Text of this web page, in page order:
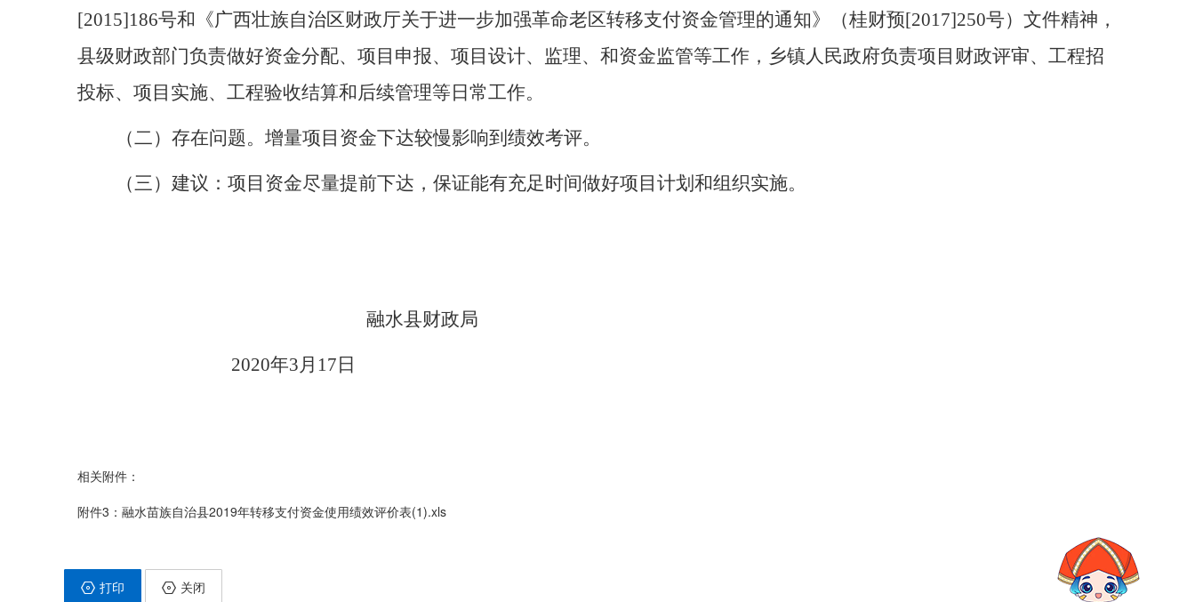
[2015]186号和 《广西壮族自治区财政厅关于进一步加强革命老区转移支付资金管理的通知》（桂财预[2017]250号）文件精神 ，
县级财政部门负责做好资金分配、项目申报、项目设计、监理、和资金监管等工作，乡镇人民政府负责项目财政评审、工程招
投标、项目实施、工程验收结算和后续管理等日常工作。
（二）存在问题。增量项目资金下达较慢影响到绩效考评。
（三）建议：项目资金尽量提前下达，保证能有充足时间做好项目计划和组织实施。
融水县财政局
2020年3月17日
相关附件：
附件3：融水苗族自治县2019年转移支付资金使用绩效评价表(1).xls
打印 关闭